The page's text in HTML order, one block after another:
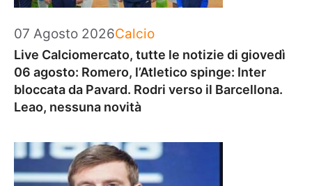
07 Agosto 2026Categorie
Calcio
Live Calciomercato, tutte le notizie di giovedì
06 agosto: Romero, l’Atletico spinge: Inter
bloccata da Pavard. Rodri verso il Barcellona.
Leao, nessuna novità